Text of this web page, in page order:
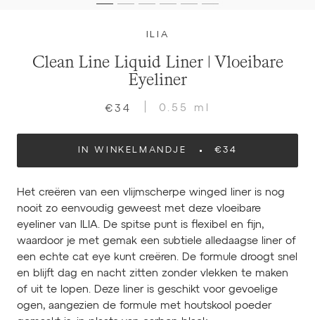
ILIA
Clean Line Liquid Liner | Vloeibare
Eyeliner
€34 0.55 ml
IN WINKELMANDJE €34
Het creëren van een vlijmscherpe winged liner is nog
nooit zo eenvoudig geweest met deze vloeibare
eyeliner van ILIA. De spitse punt is flexibel en fijn,
waardoor je met gemak een subtiele alledaagse liner of
een echte cat eye kunt creëren. De formule droogt snel
en blijft dag en nacht zitten zonder vlekken te maken
of uit te lopen. Deze liner is geschikt voor gevoelige
ogen, aangezien de formule met houtskool poeder